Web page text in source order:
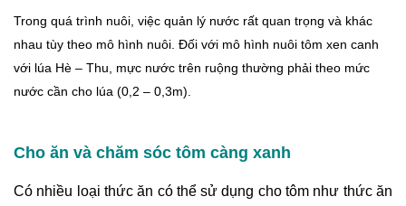
Trong quá trình nuôi, việc quản lý nước rất quan trọng và khác
nhau tùy theo mô hình nuôi. Đối với mô hình nuôi tôm xen canh
với lúa Hè – Thu, mực nước trên ruộng thường phải theo mức
nước cần cho lúa (0,2 – 0,3m).
Cho ăn và chăm sóc tôm càng xanh
Có nhiều loại thức ăn có thể sử dụng cho tôm như thức ăn